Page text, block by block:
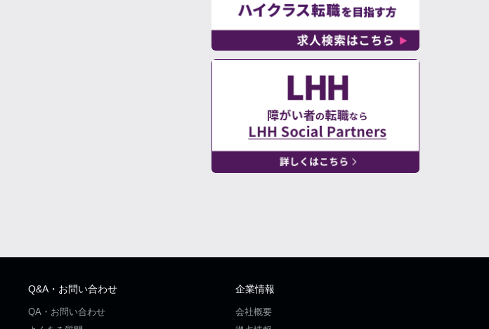
Q&A・お問い合わせ
QA・お問い合わせ
企業情報
会社概要